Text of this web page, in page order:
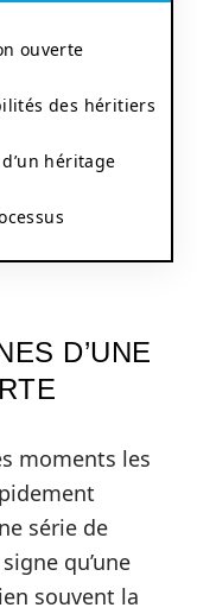
ouverte
des héritiers
héritage
D’UNE
moments les
série de
qu’une
souvent la